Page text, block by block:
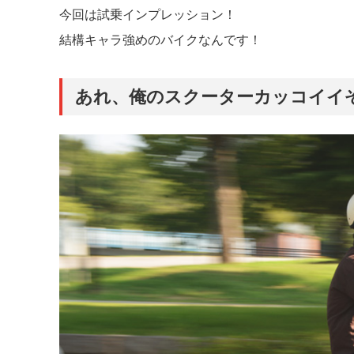
今回は試乗インプレッション！
結構キャラ強めのバイクなんです！
あれ、俺のスクーターカッコイイ